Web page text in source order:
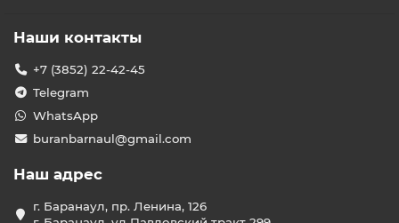
Наши контакты
+7 (3852) 22-42-45
Telegram
WhatsApp
buranbarnaul@gmail.com
Наш адрес
г. Баранаул, пр. Ленина, 126